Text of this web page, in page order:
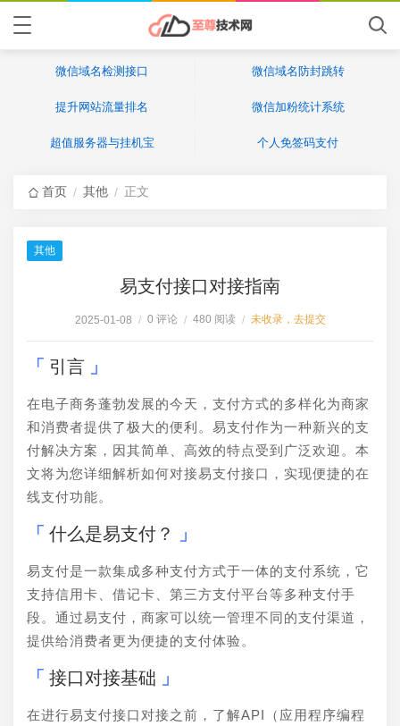
微信域名检测接口 微信域名防封跳转
提升网站流量排名 微信加粉统计系统
超值服务器与挂机宝 个人免签码支付
首页 / 其他 / 正文
其他
易支付接口对接指南
2025-01-08 / 0 评论 / 480 阅读 / 未收录，去提交
引言
在电子商务蓬勃发展的今天，支付方式的多样化为商家
和消费者提供了极大的便利。易支付作为一种新兴的支
付解决方案，因其简单、高效的特点受到广泛欢迎。本
文将为您详细解析如何对接易支付接口，实现便捷的在
线支付功能。
什么是易支付？
易支付是一款集成多种支付方式于一体的支付系统，它
支持信用卡、借记卡、第三方支付平台等多种支付手
段。通过易支付，商家可以统一管理不同的支付渠道，
提供给消费者更为便捷的支付体验。
接口对接基础
在进行易支付接口对接之前，了解API（应用程序编程